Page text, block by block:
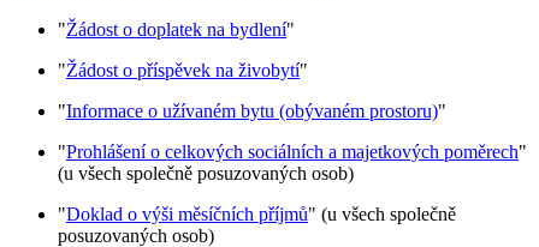
"Žádost o doplatek na bydlení"
"Žádost o příspěvek na živobytí"
"Informace o užívaném bytu (obývaném prostoru)"
"Prohlášení o celkových sociálních a majetkových poměrech"
(u všech společně posuzovaných osob)
"Doklad o výši měsíčních příjmů" (u všech společně
posuzovaných osob)